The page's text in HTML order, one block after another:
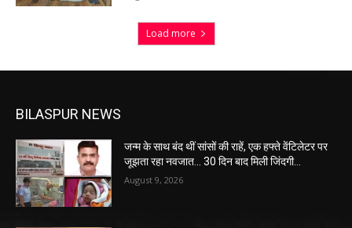
Load more
BILASPUR NEWS
जन्म के साथ बंद थीं सांसों की राहें, एक हफ्ते वेंटिलेटर पर
जूझता रहा नवजात… 30 दिन बाद मिली जिंदगी…
August 9, 2026